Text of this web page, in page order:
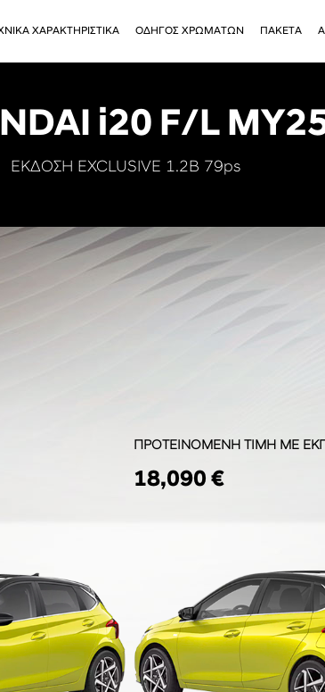
ΧΑΡΑΚΤΗΡΙΣΤΙΚΑ ΟΔΗΓΟΣ ΧΡΩΜΑΤΩΝ ΠΑΚΕΤΑ
i20 F/L
ΕΚΔΟΣΗ EXCLUSIVE 1.2B 79ps
ΠΡΟΤΕΙΝΟΜΕΝΗ ΤΙΜΗ ΜΕ
18,090 €